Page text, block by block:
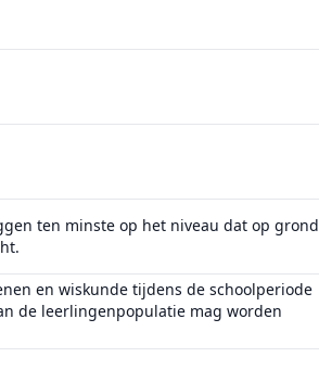
ten minste op het niveau dat op grond
en wiskunde tijdens de schoolperiode
de leerlingenpopulatie mag worden